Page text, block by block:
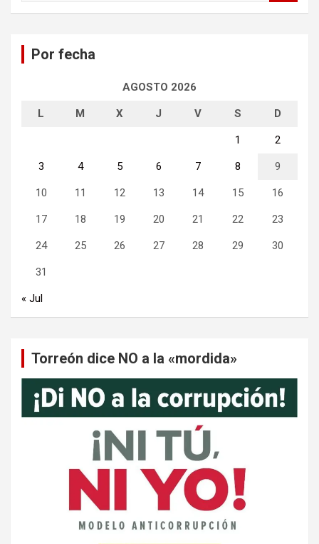
Por fecha
AGOSTO 2026
L M X J V S D
1 2
3 4 5 6 7 8 9
10 11 12 13 14 15 16
17 18 19 20 21 22 23
24 25 26 27 28 29 30
31
« Jul
Torreón dice NO a la «mordida»